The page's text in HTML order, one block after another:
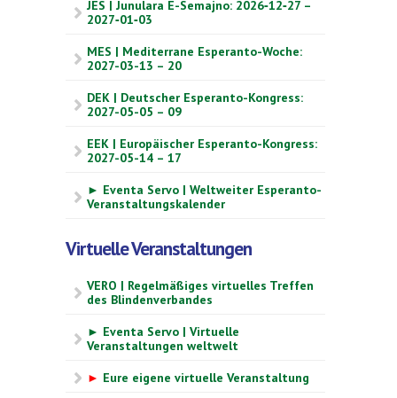
JES | Junulara E-Semajno: 2026‑12‑27 –
2027‑01‑03
MES | Mediterrane Esperanto-Woche:
2027-03-13 – 20
DEK | Deutscher Esperanto-Kongress:
2027-05-05 – 09
EEK | Europäischer Esperanto-Kongress:
2027-05-14 – 17
► Eventa Servo | Weltweiter Esperanto-
Veranstaltungskalender
Virtuelle Veranstaltungen
VERO | Regelmäßiges virtuelles Treffen
des Blindenverbandes
► Eventa Servo | Virtuelle
Veranstaltungen weltwelt
► Eure eigene virtuelle Veranstaltung